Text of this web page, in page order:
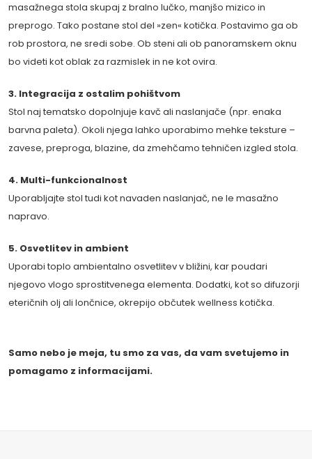
masažnega stola skupaj z bralno lučko, manjšo mizico in
preprogo. Tako postane stol del »zen« kotička. Postavimo ga ob
rob prostora, ne sredi sobe. Ob steni ali ob panoramskem oknu
bo videti kot oblak za razmislek in ne kot ovira.
3. Integracija z ostalim pohištvom
Stol naj tematsko dopolnjuje kavč ali naslanjače (npr. enaka
barvna paleta). Okoli njega lahko uporabimo mehke teksture –
zavese, preproga, blazine, da zmehčamo tehničen izgled stola.
4. Multi-funkcionalnost
Uporabljajte stol tudi kot navaden naslanjač, ne le masažno
napravo.
5. Osvetlitev in ambient
Uporabi toplo ambientalno osvetlitev v bližini, kar poudari
njegovo vlogo sprostitvenega elementa. Dodatki, kot so difuzorji
eteričnih olj ali lončnice, okrepijo občutek wellness kotička.
Samo nebo je meja, tu smo za vas, da vam svetujemo in
pomagamo z informacijami.